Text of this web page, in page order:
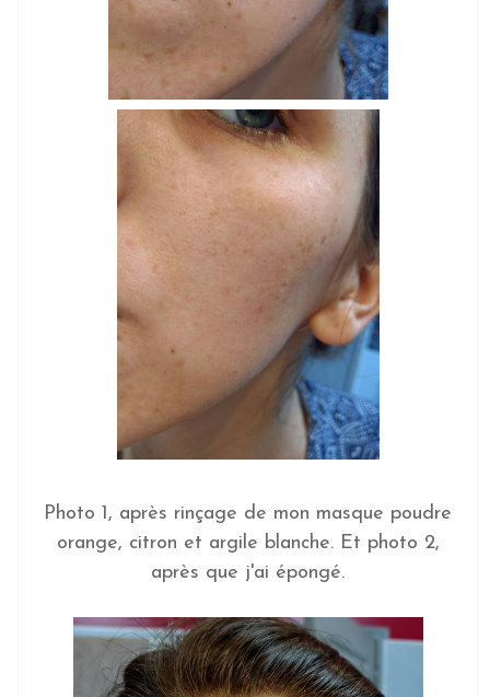
Photo 1, après rinçage de mon masque poudre
orange, citron et argile blanche. Et photo 2,
après que j'ai épongé.